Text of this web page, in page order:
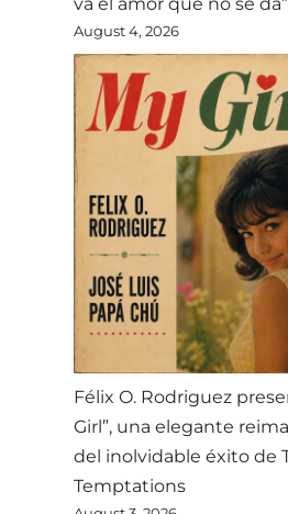
August 4, 2026
Félix O. Rodriguez
Girl”, una elegante
del inolvidable éxito de
Temptations